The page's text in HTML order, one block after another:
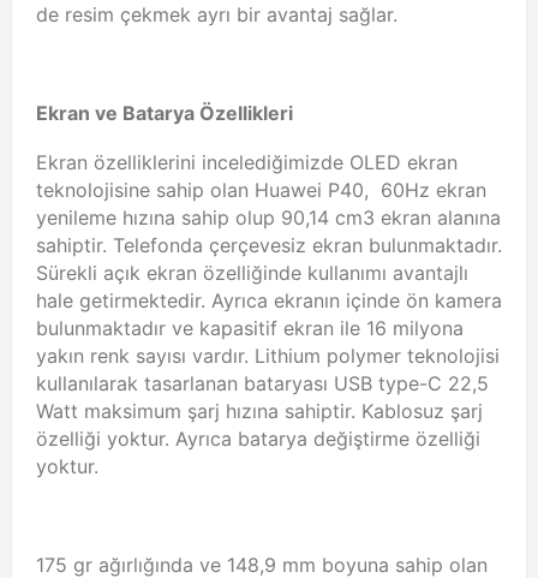
de resim çekmek ayrı bir avantaj sağlar.
Ekran ve Batarya Özellikleri
Ekran özelliklerini incelediğimizde OLED ekran
teknolojisine sahip olan Huawei P40, 60Hz ekran
yenileme hızına sahip olup 90,14 cm3 ekran alanına
sahiptir. Telefonda çerçevesiz ekran bulunmaktadır.
Sürekli açık ekran özelliğinde kullanımı avantajlı
hale getirmektedir. Ayrıca ekranın içinde ön kamera
bulunmaktadır ve kapasitif ekran ile 16 milyona
yakın renk sayısı vardır. Lithium polymer teknolojisi
kullanılarak tasarlanan bataryası USB type-C 22,5
Watt maksimum şarj hızına sahiptir. Kablosuz şarj
özelliği yoktur. Ayrıca batarya değiştirme özelliği
yoktur.
175 gr ağırlığında ve 148,9 mm boyuna sahip olan